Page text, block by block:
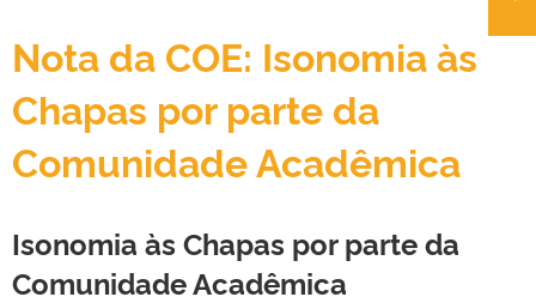
PORTARIAS
Nota da COE: Isonomia às
Chapas por parte da
Comunidade Acadêmica
Isonomia às Chapas por parte da
Comunidade Acadêmica